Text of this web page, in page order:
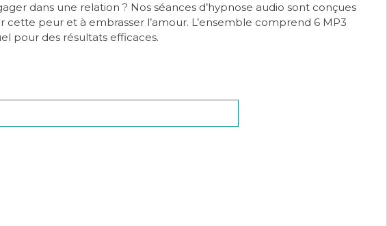
dans une relation ? Nos séances d’hypnose audio sont conçues
cette peur et à embrasser l’amour. L’ensemble comprend 6 MP3
pour des résultats efficaces.